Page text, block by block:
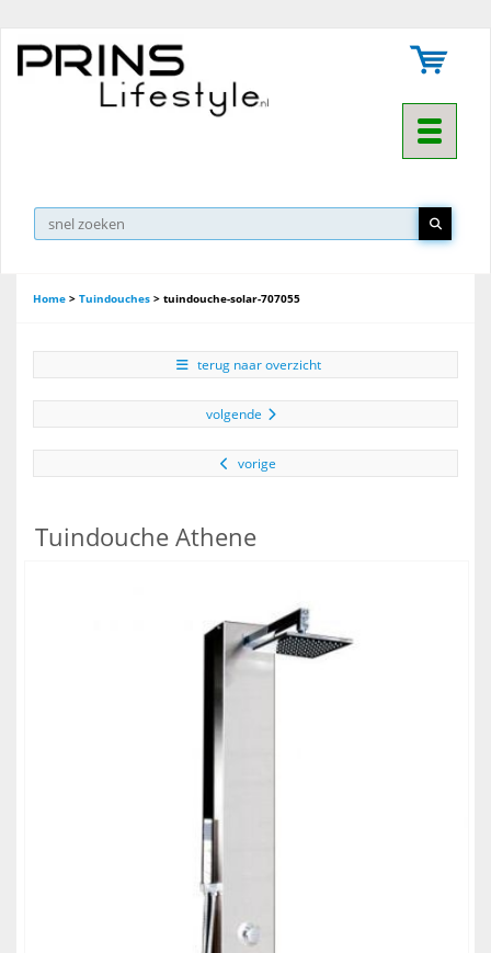
Toggle
Home > Tuindouches > tuindouche-solar-707055
terug naar overzicht
volgende
vorige
Tuindouche Athene